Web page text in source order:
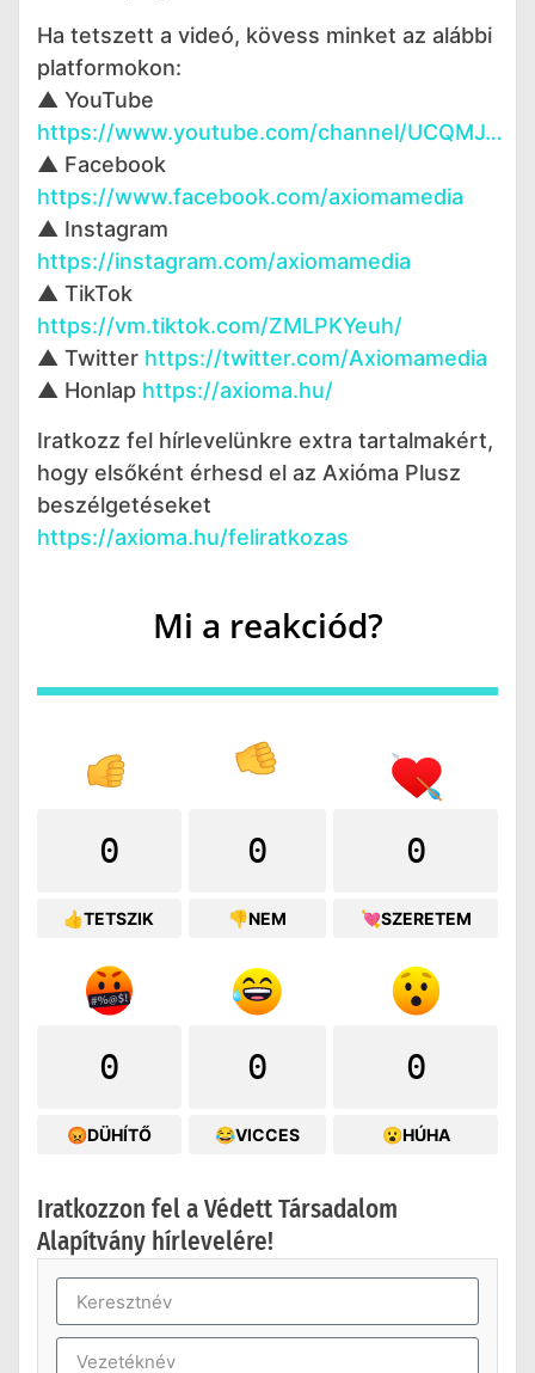
Ha tetszett a videó, kövess minket az alábbi
platformokon:
▲ YouTube
https://www.youtube.com/channel/UCQMJ…
▲ Facebook
https://www.facebook.com/axiomamedia
▲ Instagram
https://instagram.com/axiomamedia
▲ TikTok
https://vm.tiktok.com/ZMLPKYeuh/
▲ Twitter https://twitter.com/Axiomamedia
▲ Honlap https://axioma.hu/
Iratkozz fel hírlevelünkre extra tartalmakért,
hogy elsőként érhesd el az Axióma Plusz
beszélgetéseket
https://axioma.hu/feliratkozas
Mi a reakciód?
0
👍TETSZIK
0
👎NEM
0
💘SZERETEM
0
😡DÜHÍTŐ
0
😂VICCES
0
😮HÚHA
Iratkozzon fel a Védett Társadalom
Alapítvány hírlevelére!